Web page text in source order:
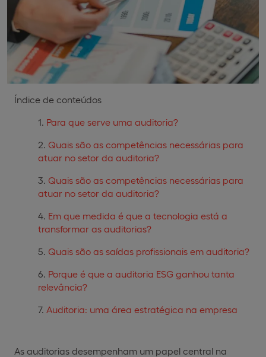
Índice de conteúdos
Para que serve uma auditoria?
Quais são as competências necessárias para
atuar no setor da auditoria?
Quais são as competências necessárias para
atuar no setor da auditoria?
Em que medida é que a tecnologia está a
transformar as auditorias?
Quais são as saídas profissionais em auditoria?
Porque é que a auditoria ESG ganhou tanta
relevância?
Auditoria: uma área estratégica na empresa
As auditorias desempenham um papel central na